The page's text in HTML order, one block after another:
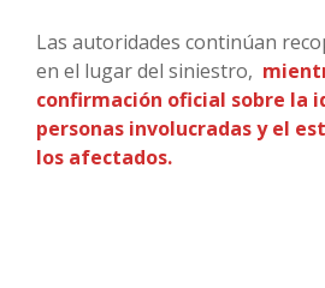
Las autoridades continúan
en el lugar del siniestro,
confirmación oficial sobre la
personas involucradas y el
los afectados.